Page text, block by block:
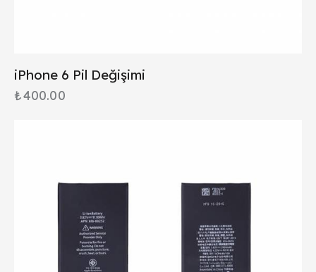
iPhone 6 Pil Değişimi
₺400.00